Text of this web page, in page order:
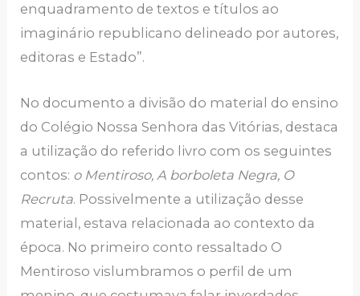
enquadramento de textos e títulos ao
imaginário republicano delineado por autores,
editoras e Estado”.
No documento a divisão do material do ensino
do Colégio Nossa Senhora das Vitórias, destaca
a utilização do referido livro com os seguintes
contos: o Mentiroso, A borboleta Negra, O
Recruta. Possivelmente a utilização desse
material, estava relacionada ao contexto da
época. No primeiro conto ressaltado O
Mentiroso vislumbramos o perfil de um